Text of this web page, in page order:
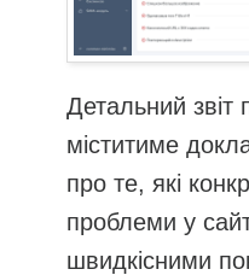
Детальний звіт
міститиме
про те, які
проблеми у
швидкісними